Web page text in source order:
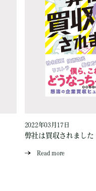
2022年03月17日
弊社は買収されました
Read more